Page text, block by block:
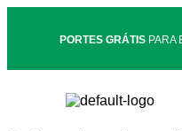
PORTES GRÁTISPARA